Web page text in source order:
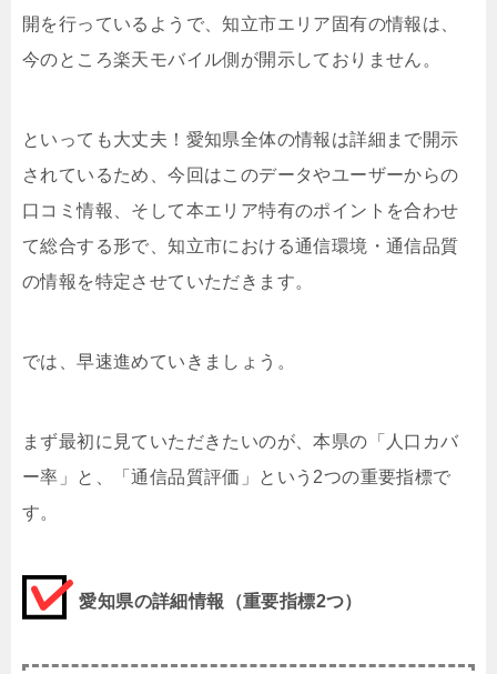
開を行っているようで、知立市エリア固有の情報は、
今のところ楽天モバイル側が開示しておりません。
といっても大丈夫！愛知県全体の情報は詳細まで開示
されているため、今回はこのデータやユーザーからの
口コミ情報、そして本エリア特有のポイントを合わせ
て総合する形で、知立市における通信環境・通信品質
の情報を特定させていただきます。
では、早速進めていきましょう。
まず最初に見ていただきたいのが、本県の「人口カバ
ー率」と、「通信品質評価」という2つの重要指標で
す。
愛知県の詳細情報（重要指標2つ）